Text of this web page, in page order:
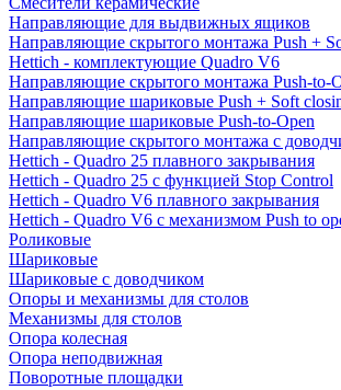
Направляющие для выдвижных ящиков
Направляющие скрытого монтажа Push +
Hettich - комплектующие Quadro V6
Направляющие скрытого монтажа Push-to-
Направляющие шариковые Push + Soft
Направляющие шариковые Push-to-Open
Направляющие скрытого монтажа с
Hettich - Quadro 25 плавного закрывания
Hettich - Quadro 25 с функцией Stop Control
Hettich - Quadro V6 плавного закрывания
Hettich - Quadro V6 с механизмом Push to
Роликовые
Шариковые
Шариковые с доводчиком
Опоры и механизмы для столов
Механизмы для столов
Опора колесная
Опора неподвижная
Поворотные площадки